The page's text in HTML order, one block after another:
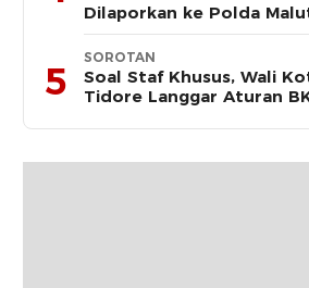
Dilaporkan ke Polda
5
SOROTAN
Soal Staf Khusus, Wali
Tidore Langgar Aturan